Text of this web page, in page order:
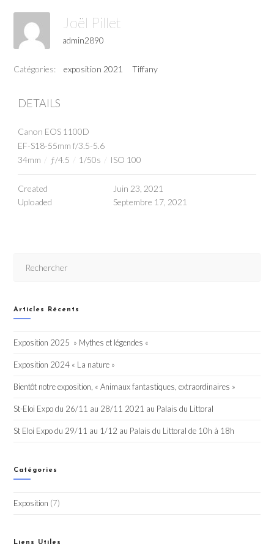
Joël Pillet
admin2890
Catégories: exposition 2021 Tiffany
DETAILS
Canon EOS 1100D
EF-S18-55mm f/3.5-5.6
34mm / ƒ/4.5 / 1/50s / ISO 100
Created
Juin 23, 2021
Uploaded
Septembre 17, 2021
Articles Récents
Exposition 2025 » Mythes et légendes «
Exposition 2024 « La nature »
Bientôt notre exposition, « Animaux fantastiques, extraordinaires »
St-Eloi Expo du 26/11 au 28/11 2021 au Palais du Littoral
St Eloi Expo du 29/11 au 1/12 au Palais du Littoral de 10h à 18h
Catégories
Exposition (7)
Liens Utiles